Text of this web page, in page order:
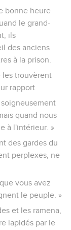
bonne heure
le grand-
ils
des anciens
à la prison.
les trouvèrent
rapport
quand nous
à l'intérieur. »
des gardes du
perplexes, ne
vous avez
le peuple. »
et les ramena,
lapidés par le